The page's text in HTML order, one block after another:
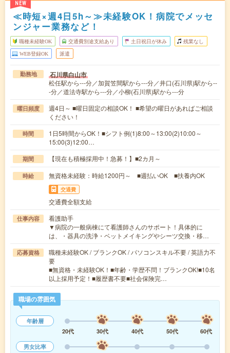
NEW
≪時短×週4日5h～≫未経験OK！病院でメッセ
ンジャー業務など！
職種未経験OK 交通費別途支給あり 土日祝日が休み 残業なし
WEB登録OK 派遣
勤務地 石川県白山市
松任駅から---分／加賀笠間駅から---分／井口(石川県)駅から--
-分／道法寺駅から---分／小柳(石川県)駅から---分
曜日頻度
週4日～ ■曜日固定の相談OK！ ■希望の曜日があればご相談
ください！
時間
1日5時間からOK！■シフト例(1)8:00～13:00(2)10:00～
15:00(3)12:00…
期間 【現在も積極採用中！急募！】■2カ月～
時給 無資格未経験：時給1200円～ ■週払いOK ■扶養内OK
交通費
交通費全額支給
仕事内容
看護助手
▼病院の一般病棟にて看護師さんのサポート！具体的に
は、・器具の洗浄・ベットメイキングやシーツ交換・移…
応募資格
職種未経験OK / ブランクOK / パソコンスキル不要 / 英語力不
要
■無資格・未経験OK！■年齢・学歴不問！ブランクOK!■10名
以上採用予定！■履歴書不要■社会保険完…
職場の雰囲気
年齢層
20代
30代 40代 50代
60代
男女比率